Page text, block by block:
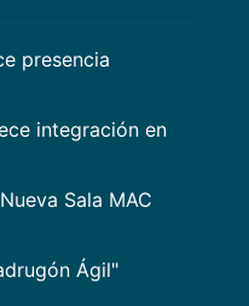
presencia
integración en
Sala MAC
Ágil"